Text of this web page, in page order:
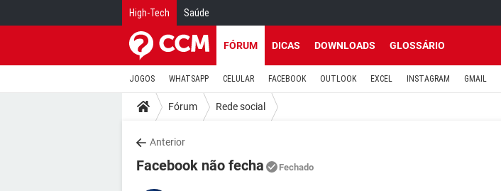
High-Tech Saúde
FÓRUM DICAS DOWNLOADS GLOSSÁRIO
JOGOS WHATSAPP CELULAR FACEBOOK OUTLOOK EXCEL INSTAGRAM GMAIL
Fórum Rede social
Anterior
Facebook não fecha Fechado